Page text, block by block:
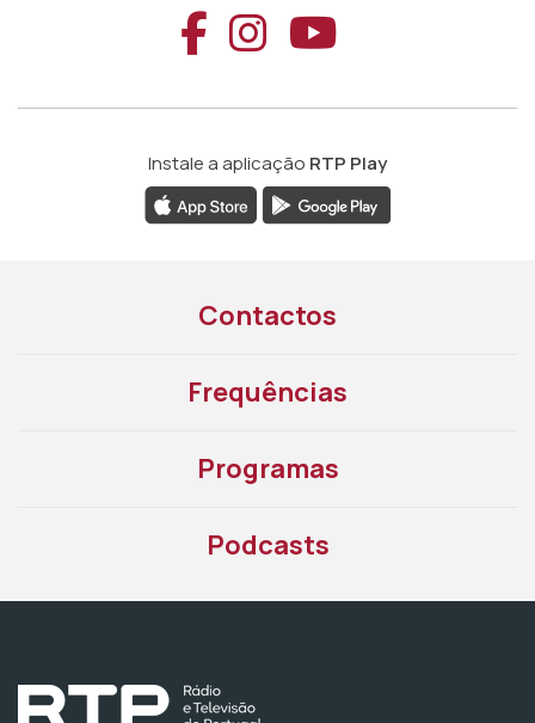
Aceder ao
Aceder ao
Aceder
Instale a aplicação RTP Play
Contactos
Frequências
Programas
Podcasts